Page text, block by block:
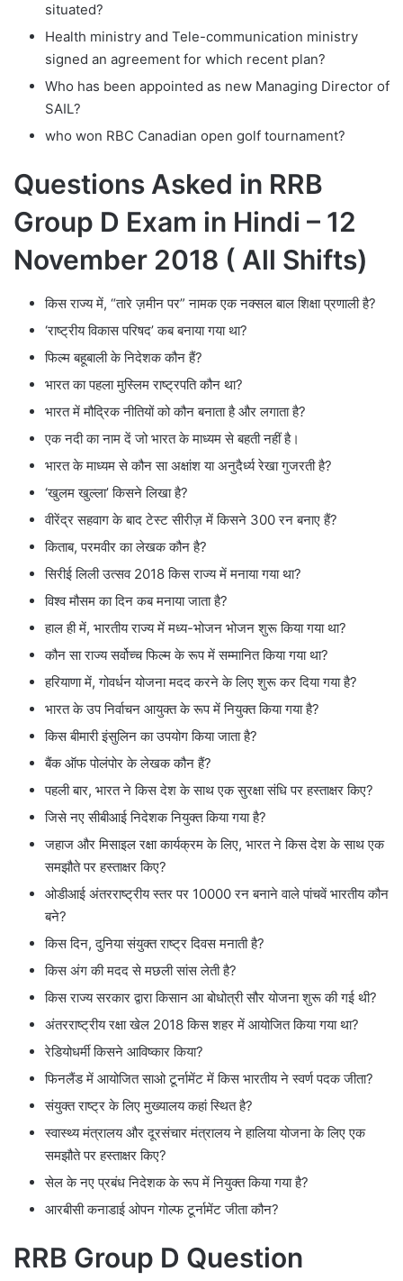
situated?
Health ministry and Tele-communication ministry
signed an agreement for which recent plan?
Who has been appointed as new Managing Director of
SAIL?
who won RBC Canadian open golf tournament?
Questions Asked in RRB
Group D Exam in Hindi – 12
November 2018 ( All Shifts)
किस राज्य में, “तारे ज़मीन पर” नामक एक नक्सल बाल शिक्षा प्रणाली है?
‘राष्ट्रीय विकास परिषद’ कब बनाया गया था?
फिल्म बहूबाली के निदेशक कौन हैं?
भारत का पहला मुस्लिम राष्ट्रपति कौन था?
भारत में मौद्रिक नीतियों को कौन बनाता है और लगाता है?
एक नदी का नाम दें जो भारत के माध्यम से बहती नहीं है।
भारत के माध्यम से कौन सा अक्षांश या अनुदैर्ध्य रेखा गुजरती है?
‘खुलम खुल्ला’ किसने लिखा है?
वीरेंद्र सहवाग के बाद टेस्ट सीरीज़ में किसने 300 रन बनाए हैं?
किताब, परमवीर का लेखक कौन है?
सिरीई लिली उत्सव 2018 किस राज्य में मनाया गया था?
विश्व मौसम का दिन कब मनाया जाता है?
हाल ही में, भारतीय राज्य में मध्य-भोजन भोजन शुरू किया गया था?
कौन सा राज्य सर्वोच्च फिल्म के रूप में सम्मानित किया गया था?
हरियाणा में, गोवर्धन योजना मदद करने के लिए शुरू कर दिया गया है?
भारत के उप निर्वाचन आयुक्त के रूप में नियुक्त किया गया है?
किस बीमारी इंसुलिन का उपयोग किया जाता है?
बैंक ऑफ पोलंपोर के लेखक कौन हैं?
पहली बार, भारत ने किस देश के साथ एक सुरक्षा संधि पर हस्ताक्षर किए?
जिसे नए सीबीआई निदेशक नियुक्त किया गया है?
जहाज और मिसाइल रक्षा कार्यक्रम के लिए, भारत ने किस देश के साथ एक
समझौते पर हस्ताक्षर किए?
ओडीआई अंतरराष्ट्रीय स्तर पर 10000 रन बनाने वाले पांचवें भारतीय कौन
बने?
किस दिन, दुनिया संयुक्त राष्ट्र दिवस मनाती है?
किस अंग की मदद से मछली सांस लेती है?
किस राज्य सरकार द्वारा किसान आ बोधोत्री सौर योजना शुरू की गई थी?
अंतरराष्ट्रीय रक्षा खेल 2018 किस शहर में आयोजित किया गया था?
रेडियोधर्मी किसने आविष्कार किया?
फिनलैंड में आयोजित साओ टूर्नामेंट में किस भारतीय ने स्वर्ण पदक जीता?
संयुक्त राष्ट्र के लिए मुख्यालय कहां स्थित है?
स्वास्थ्य मंत्रालय और दूरसंचार मंत्रालय ने हालिया योजना के लिए एक
समझौते पर हस्ताक्षर किए?
सेल के नए प्रबंध निदेशक के रूप में नियुक्त किया गया है?
आरबीसी कनाडाई ओपन गोल्फ टूर्नामेंट जीता कौन?
RRB Group D Question